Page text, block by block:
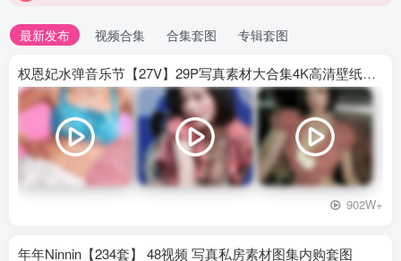
最新发布 视频合集 合集套图 专辑套图
权恩妃水弹音乐节【27V】29P写真素材大合集4K高清壁纸照片素材
902W+
年年Ninnin【234套】 48视频 写真私房素材图集内购套图